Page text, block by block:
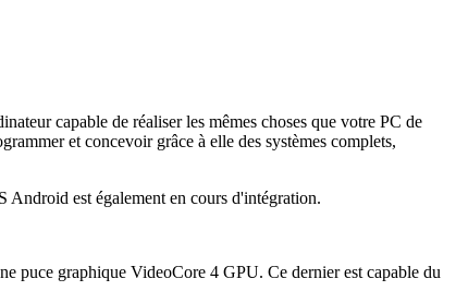
capable de réaliser les mêmes choses que votre PC de
et concevoir grâce à elle des systèmes complets,
est également en cours d'intégration.
puce graphique VideoCore 4 GPU. Ce dernier est capable du